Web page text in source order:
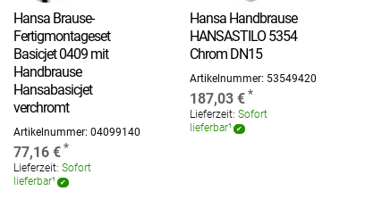
Hansa Brause-
Fertigmontageset
Basicjet 0409 mit
Handbrause
Hansabasicjet
verchromt
Artikelnummer:04099140
77,16 €
Lieferzeit: Sofort
lieferbar¹
Hansa Handbrause
HANSASTILO 5354
Chrom DN15
Artikelnummer: 53549420
187,03 €
Lieferzeit: Sofort
lieferbar¹